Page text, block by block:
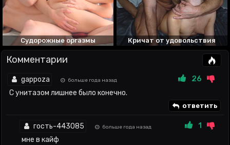
Судорожные оргазмы Кричат от удовольствия
Комментарии
gappoza больше года назад 26
С унитазом лишнее было конечно.
ответить
гость-443085 больше года назад 1
мне в кайф